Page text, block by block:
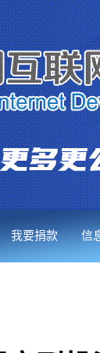
我要捐款 信